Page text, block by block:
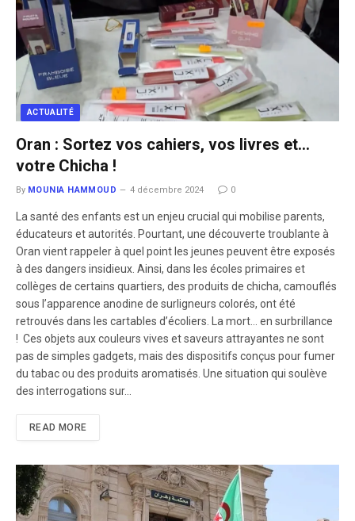
ACTUALITÉ
Oran : Sortez vos cahiers, vos livres et…
votre Chicha !
By MOUNIA HAMMOUD 4 décembre 2024 0
La santé des enfants est un enjeu crucial qui mobilise parents,
éducateurs et autorités. Pourtant, une découverte troublante à
Oran vient rappeler à quel point les jeunes peuvent être exposés
à des dangers insidieux. Ainsi, dans les écoles primaires et
collèges de certains quartiers, des produits de chicha, camouflés
sous l’apparence anodine de surligneurs colorés, ont été
retrouvés dans les cartables d’écoliers. La mort… en surbrillance
! Ces objets aux couleurs vives et saveurs attrayantes ne sont
pas de simples gadgets, mais des dispositifs conçus pour fumer
du tabac ou des produits aromatisés. Une situation qui soulève
des interrogations sur…
READ MORE